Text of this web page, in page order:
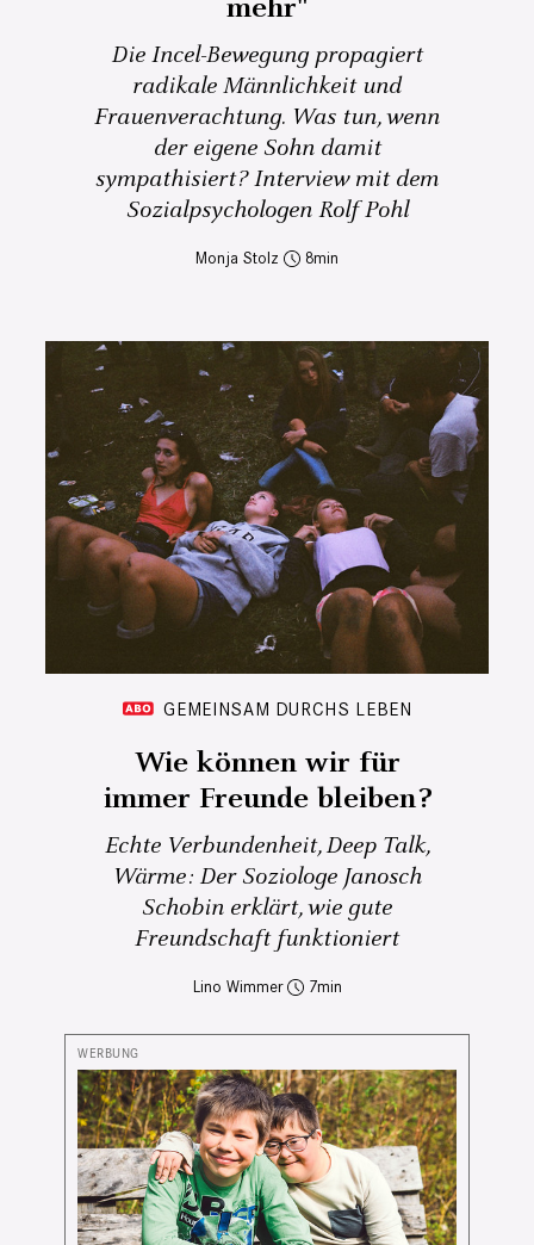
Die Incel-Bewegung propagiert
radikale Männlichkeit und
Frauenverachtung. Was tun, wenn
der eigene Sohn damit
sympathisiert? Interview mit dem
Sozialpsychologen Rolf Pohl
Monja Stolz 8
GEMEINSAM DURCHS LEBEN
Wie können wir für
immer Freunde bleiben?
Echte Verbundenheit, Deep Talk,
Wärme: Der Soziologe Janosch
Schobin erklärt, wie gute
Freundschaft funktioniert
Lino Wimmer 7